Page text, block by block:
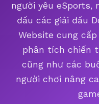
người yêu
đấu các giải đấu
Website cung
phân tích chiến
cũng như các
người chơi nâng